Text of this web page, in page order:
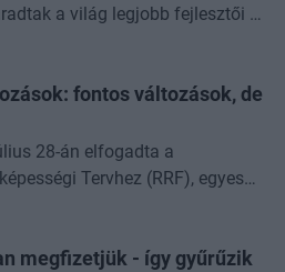
a világ legjobb fejlesztői és
fontos változások, de
28-án elfogadta a
Tervhez (RRF), egyes
v
megfizetjük - így gyűrűzik